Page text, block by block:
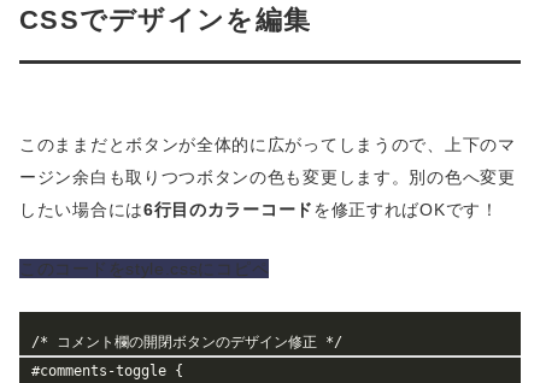
});
/**
* コメントテンプレート
* コメントがオフのときは読み込まない
if ( post_password_required() ) {
}
?>
<?php if ( have_comments() ) : ?>
CSSでデザインを編集
このままだとボタンが全体的に広がってしまうので、上下のマ
ージン余白も取りつつボタンの色も変更します。別の色へ変更
したい場合には6行目のカラーコードを修正すればOKです！
このコードをstyle.cssにコピペ
/* コメント欄の開閉ボタンのデザイン修正 */
#comments-toggle {